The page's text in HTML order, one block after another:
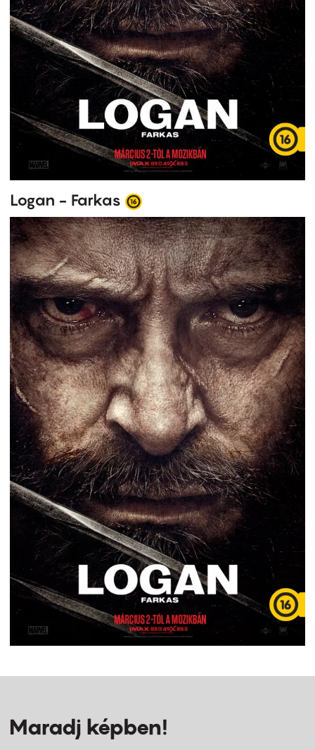
Logan - Farkas
Maradj képben!